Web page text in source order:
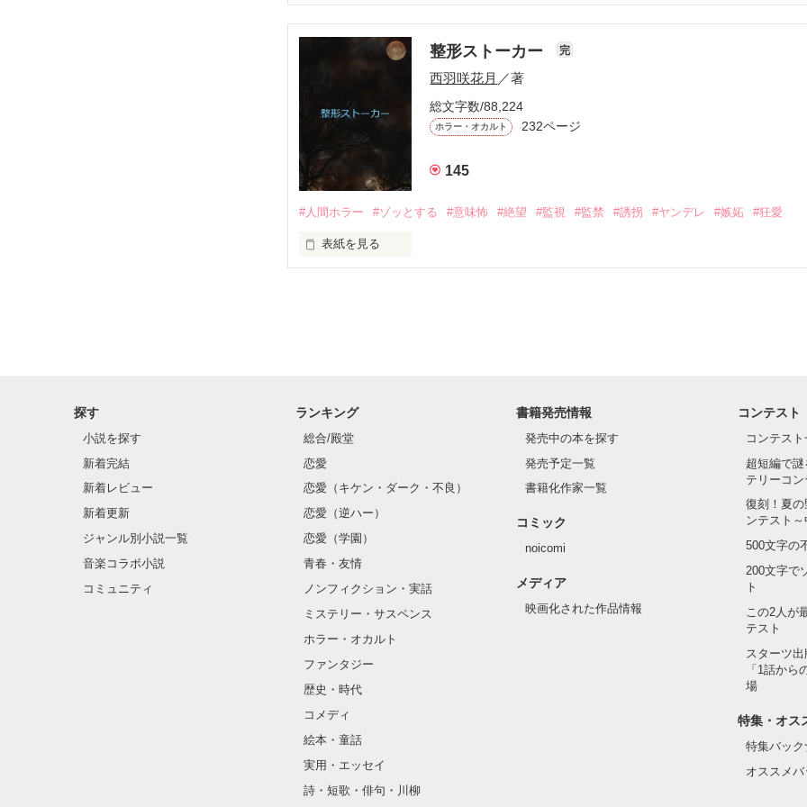
●●●
茜
─せん─
×
秋道
「……手枷」
この男、倫理観なし。
一線超える描写があるので
ホラーに移行しました♡
私をいじめたアイツ。
私を裏切ったアイツ。
私を騙したアイツ。
私を陥れたアイツ。
私から笑顔を奪ったアイツ。
許せない許せない許せない許せない許せない許せない許せない許せない許せない許せ
許せない許せない許せない許せない許せない許せない許せない許せない許せない許せな
許せない許せない許せない許せない許せない許せない許せない許せない許せない許せな
どうしても許せない人間、いませんか？
さぁ、呪ってやりましょう。
～呪いのかけ方教えます～
整形ストーカー 完
西羽咲花月 ／著
総文字数/88,224
ホラー・オカルト 232ページ
145
#人間ホラー #ゾッとする #意味怖 #絶望 #監視 #監禁 #誘拐 #ヤンデレ #嫉妬 #狂愛
表紙を見る
もう大丈夫
そう思って新しい一歩を踏み出したけれど……
私を監禁した罪で服役していた元カレが釈放された
探す
小説を探す
新着完結
新着レビュー
新着更新
ジャンル別小説一覧
音楽コラボ小説
コミュニティ
ランキング
総合/殿堂
恋愛
恋愛（キケン・ダーク・不良）
恋愛（逆ハー）
恋愛（学園）
青春・友情
ノンフィクション・実話
ミステリー・サスペンス
ホラー・オカルト
ファンタジー
歴史・時代
コメディ
絵本・童話
実用・エッセイ
詩・短歌・俳句・川柳
書籍発売情報
発売中の本を探す
発売予定一覧
書籍化作家一覧
コミック
noicomi
メディア
映画化された作品情報
コンテスト
コンテスト
超短編で
テリーコン
復刻！夏
ンテスト
500文字の
200文字で
ト
この2人が
テスト
スターツ
「1話から
場
特集・オス
特集バック
オススメ